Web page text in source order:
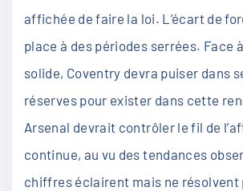
affichée de faire la loi. L’écart de
place à des périodes serrées. Face
solide, Coventry devra puiser dans
réserves pour exister dans cette
Arsenal devrait contrôler le fil de
continue, au vu des tendances
chiffres éclairent mais ne résolvent